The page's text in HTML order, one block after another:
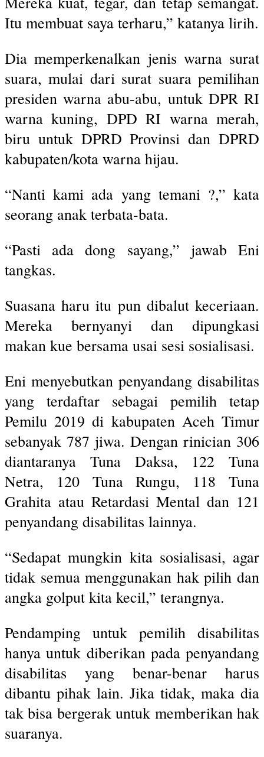
Itu membuat saya terharu,” katanya lirih.
Dia memperkenalkan jenis warna surat
suara, mulai dari surat suara pemilihan
presiden warna abu-abu, untuk DPR RI
warna kuning, DPD RI warna merah,
biru untuk DPRD Provinsi dan DPRD
kabupaten/kota warna hijau.
“Nanti kami ada yang temani ?,” kata
seorang anak terbata-bata.
“Pasti ada dong sayang,” jawab Eni
tangkas.
Suasana haru itu pun dibalut keceriaan.
Mereka bernyanyi dan dipungkasi
makan kue bersama usai sesi sosialisasi.
Eni menyebutkan penyandang disabilitas
yang terdaftar sebagai pemilih tetap
Pemilu 2019 di kabupaten Aceh Timur
sebanyak 787 jiwa. Dengan rinician 306
diantaranya Tuna Daksa, 122 Tuna
Netra, 120 Tuna Rungu, 118 Tuna
Grahita atau Retardasi Mental dan 121
penyandang disabilitas lainnya.
“Sedapat mungkin kita sosialisasi, agar
tidak semua menggunakan hak pilih dan
angka golput kita kecil,” terangnya.
Pendamping untuk pemilih disabilitas
hanya untuk diberikan pada penyandang
disabilitas yang benar-benar harus
dibantu pihak lain. Jika tidak, maka dia
tak bisa bergerak untuk memberikan hak
suaranya.